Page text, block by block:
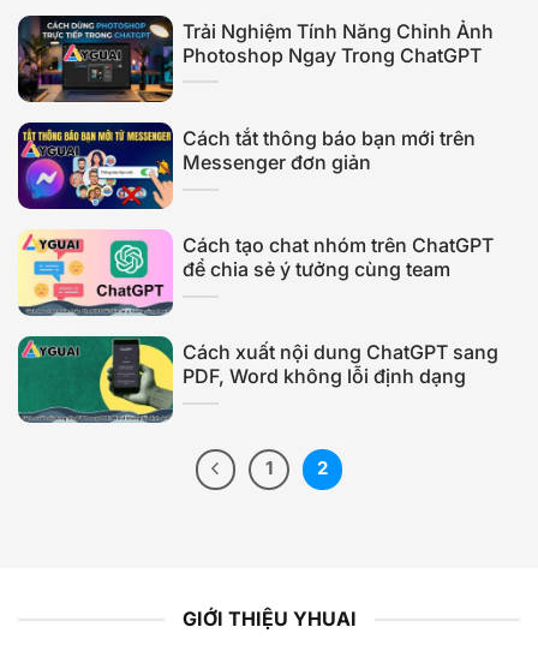
Trải Nghiệm Tính Năng Chỉnh Ảnh
Photoshop Ngay Trong ChatGPT
Cách tắt thông báo bạn mới trên
Messenger đơn giản
Cách tạo chat nhóm trên ChatGPT
để chia sẻ ý tưởng cùng team
Cách xuất nội dung ChatGPT sang
PDF, Word không lỗi định dạng
1 2
GIỚI THIỆU YHUAI